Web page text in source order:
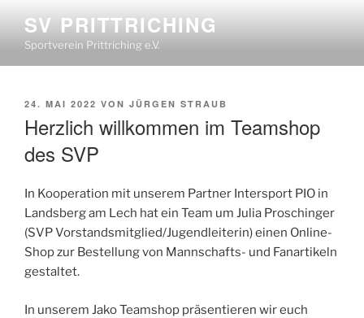
SV PRITTRICHING
Sportverein Prittriching e.V.
24. MAI 2022 VON JÜRGEN STRAUB
Herzlich willkommen im Teamshop
des SVP
In Kooperation mit unserem Partner Intersport PIO in
Landsberg am Lech hat ein Team um Julia Proschinger
(SVP Vorstandsmitglied/Jugendleiterin) einen Online-
Shop zur Bestellung von Mannschafts- und Fanartikeln
gestaltet.
In unserem Jako Teamshop präsentieren wir euch